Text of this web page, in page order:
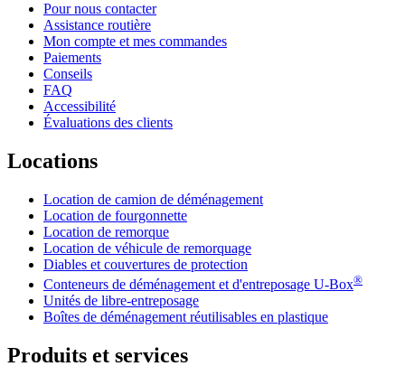
Pour nous contacter
Assistance routière
Mon compte et mes commandes
Paiements
Conseils
FAQ
Accessibilité
Évaluations des clients
Locations
Location de camion de déménagement
Location de fourgonnette
Location de remorque
Location de véhicule de remorquage
Diables et couvertures de protection
Conteneurs de déménagement et d'entreposage U-Box®
Unités de libre-entreposage
Boîtes de déménagement réutilisables en plastique
Produits et services